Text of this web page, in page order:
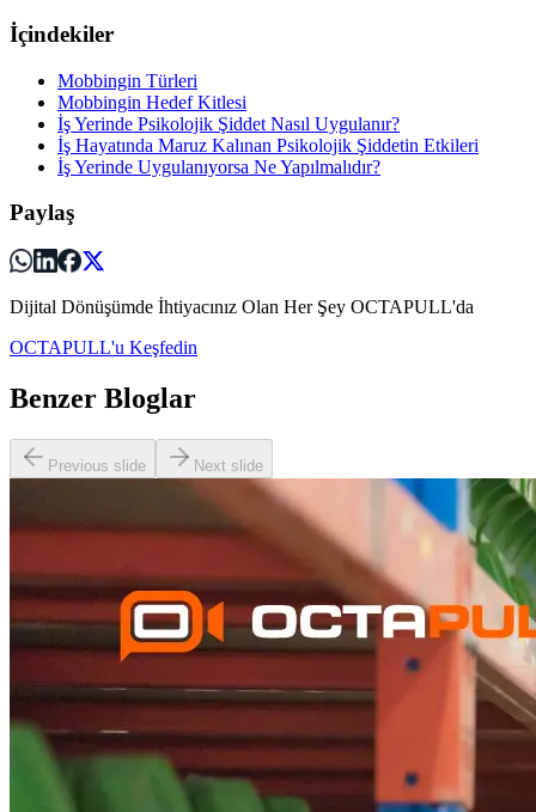
İçindekiler
Mobbingin Türleri
Mobbingin Hedef Kitlesi
İş Yerinde Psikolojik Şiddet Nasıl Uygulanır?
İş Hayatında Maruz Kalınan Psikolojik Şiddetin Etkileri
İş Yerinde Uygulanıyorsa Ne Yapılmalıdır?
Paylaş
Dijital Dönüşümde İhtiyacınız Olan Her Şey OCTAPULL'da
OCTAPULL'u Keşfedin
Benzer Bloglar
Previous slide Next slide